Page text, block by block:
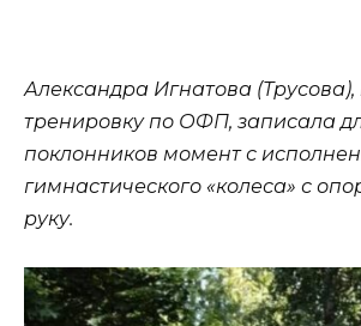
Александра Игнатова (Трусова),
тренировку по ОФП, записала
поклонников момент с
гимнастического «колеса» с
руку.